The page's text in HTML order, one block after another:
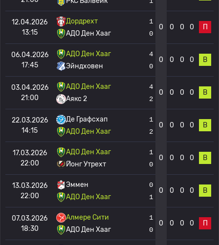
12.04.2026
13:15
Дордрехт
АДО Ден Хааг
1
0
0 0 0 0 П
06.04.2026
17:45
АДО Ден Хааг
Эйндховен
4
0
0 0 0 0 В
03.04.2026
21:00
АДО Ден Хааг
Аякс 2
4
2
0 0 0 0 В
22.03.2026
14:15
Де Графсхап
АДО Ден Хааг
1
2
0 0 0 0 В
17.03.2026
22:00
АДО Ден Хааг
Йонг Утрехт
1
0
0 0 0 0 В
13.03.2026
22:00
Эммен
АДО Ден Хааг
0
1
0 0 0 0 В
07.03.2026
18:30
Алмере Сити
АДО Ден Хааг
1
0
0 0 0 0 П